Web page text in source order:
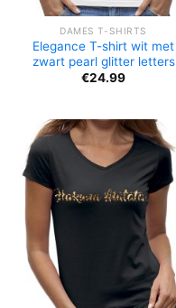
DAMES T-SHIRTS
Elegance T-shirt wit met
zwart pearl glitter letters
€24.99